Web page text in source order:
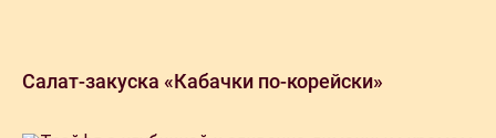
Салат-закуска «Кабачки по-корейски»